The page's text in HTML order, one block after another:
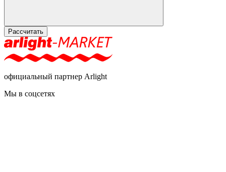
Рассчитать
официальный партнер Arlight
Мы в соцсетях